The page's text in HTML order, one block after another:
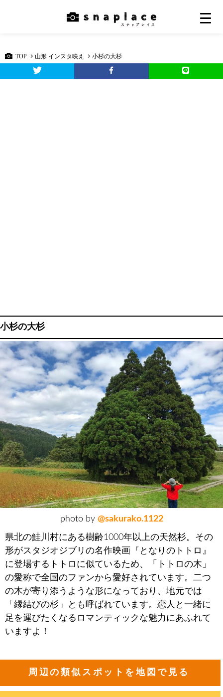
TOP 山形 インスタ映え 小杉の大杉
小杉の大杉
photo by @sakurako.1122
県北の鮭川村にある樹齢1000年以上の天然杉。その
形がスタジオジブリの名作映画『となりのトトロ』
に登場するトトロに似ているため、「トトロの木」
の愛称で全国のファンから愛好されています。二つ
の木が寄り添うような形になっており、地元では
「縁結びの杉」とも呼ばれています。恋人と一緒に
足を運びたくなるロマンティックな魅力にあふれて
いますよ！
周辺の類似スポットを地図で見る